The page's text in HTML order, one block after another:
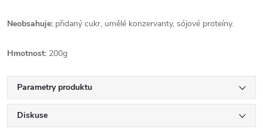
Neobsahuje: přidaný cukr, umělé konzervanty, sójové proteíny.
Hmotnost: 200g
Parametry produktu
Diskuse